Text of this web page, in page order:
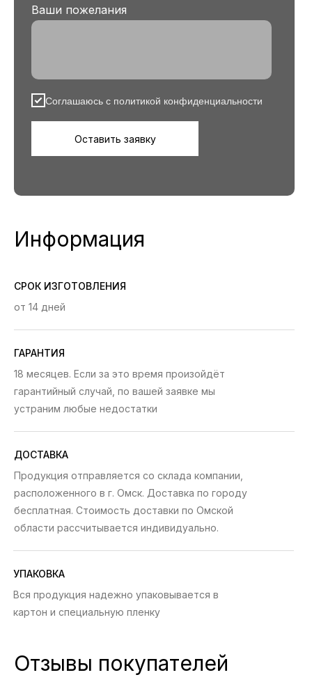
Информация
Ваши пожелания
Соглашаюсь с политикой конфиденциальности
Оставить заявку
СРОК ИЗГОТОВЛЕНИЯ
от 14 дней
18 месяцев. Если за это время произойдёт
гарантийный случай, по вашей заявке мы
устраним любые недостатки
ГАРАНТИЯ
Продукция отправляется со склада компании,
расположенного в г. Омск. Доставка по городу
бесплатная. Стоимость доставки по Омской
области рассчитывается индивидуально.
ДОСТАВКА
Вся продукция надежно упаковывается в
картон и специальную пленку
УПАКОВКА
Отзывы покупателей